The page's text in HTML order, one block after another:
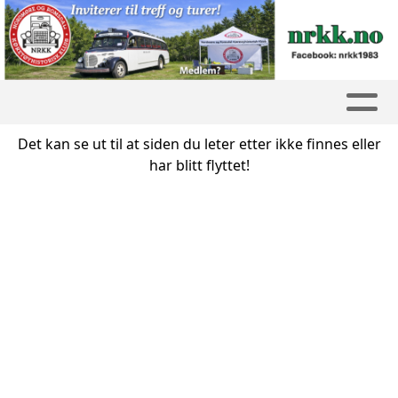
Det kan se ut til at siden du leter etter ikke finnes eller
har blitt flyttet!